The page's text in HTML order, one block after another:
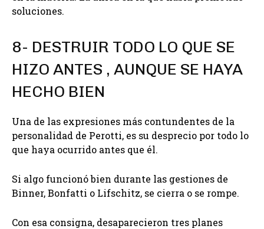
soluciones.
8- DESTRUIR TODO LO QUE SE
HIZO ANTES , AUNQUE SE HAYA
HECHO BIEN
Una de las expresiones más contundentes de la
personalidad de Perotti, es su desprecio por todo lo
que haya ocurrido antes que él.
Si algo funcionó bien durante las gestiones de
Binner, Bonfatti o Lifschitz, se cierra o se rompe.
Con esa consigna, desaparecieron tres planes